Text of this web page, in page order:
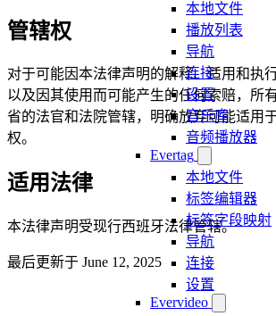
本地文件
播放列表
导航
连接
设置
音乐库
音频播放器
Evertag
本地文件
标签编辑器
标签字段映射
导航
连接
设置
Evervideo
管辖权
对于可能因本法律声明的解释、适用和执
以及因其使用而可能产生的任何索赔，所
省的法官和法院管辖，明确放弃可能适用
权。
适用法律
本法律声明受现行西班牙法律管辖。
最后更新于 June 12, 2025